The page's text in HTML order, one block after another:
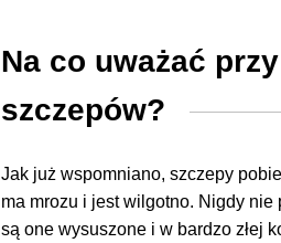
Na co uważać
szczepów?
Jak już wspomniano, szczepy
ma mrozu i jest wilgotno. Nigdy
są one wysuszone i w bardzo złej